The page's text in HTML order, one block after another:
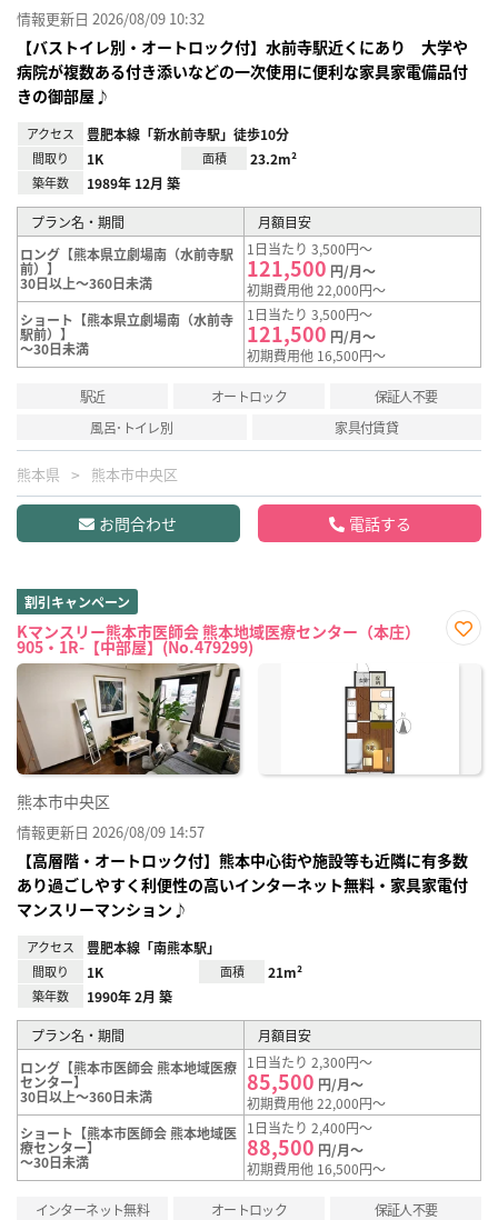
情報更新日 2026/08/09 10:32
【バストイレ別・オートロック付】水前寺駅近くにあり 大学や
病院が複数ある付き添いなどの一次使用に便利な家具家電備品付
きの御部屋♪
アクセス 豊肥本線「新水前寺駅」徒歩10分
間取り 1K 面積 23.2m²
築年数 1989年 12月 築
プラン名・期間
月額目安
ロング【熊本県立劇場南（水前寺駅
前）】
30日以上～360日未満
1日当たり 3,500円～
121,500 円/月～
初期費用他 22,000円～
ショート【熊本県立劇場南（水前寺
駅前）】
～30日未満
1日当たり 3,500円～
121,500 円/月～
初期費用他 16,500円～
駅近 オートロック
保証人不要
風呂･トイレ別
家具付賃貸
熊本県 熊本市中央区
お問合わせ 電話する
割引キャンペーン
Kマンスリー熊本市医師会 熊本地域医療センター（本庄）
905・1R-【中部屋】(No.479299)
に入
熊本市中央区
情報更新日 2026/08/09 14:57
【高層階・オートロック付】熊本中心街や施設等も近隣に有多数
あり過ごしやすく利便性の高いインターネット無料・家具家電付
マンスリーマンション♪
アクセス 豊肥本線「南熊本駅」
間取り 1K 面積 21m²
築年数 1990年 2月 築
プラン名・期間
月額目安
ロング【熊本市医師会 熊本地域医療
センター】
30日以上～360日未満
1日当たり 2,300円～
85,500 円/月～
初期費用他 22,000円～
ショート【熊本市医師会 熊本地域医
療センター】
～30日未満
1日当たり 2,400円～
88,500 円/月～
初期費用他 16,500円～
インターネット無料 オートロック
保証人不要